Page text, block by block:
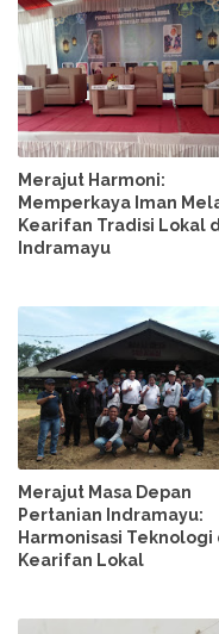
Merajut Harmoni:
Memperkaya Iman
Kearifan Tradisi Lokal
Indramayu
Merajut Masa Depan
Pertanian Indramayu:
Harmonisasi Teknologi
Kearifan Lokal